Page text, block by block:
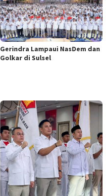
Gerindra Lampaui NasDem dan
Golkar di Sulsel